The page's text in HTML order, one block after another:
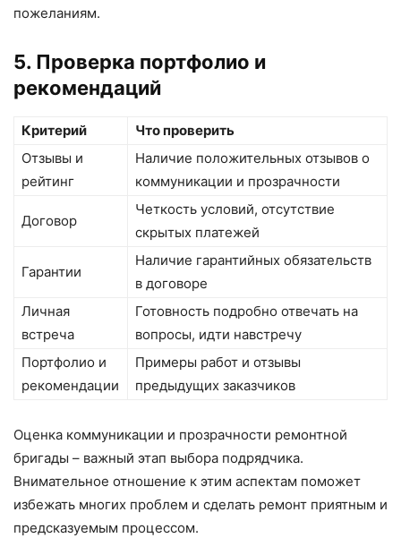
пожеланиям.
5. Проверка портфолио и
рекомендаций
Критерий
Что проверить
Отзывы и
рейтинг
Наличие положительных отзывов о
коммуникации и прозрачности
Договор
Четкость условий, отсутствие
скрытых платежей
Гарантии
Наличие гарантийных обязательств
в договоре
Личная
встреча
Готовность подробно отвечать на
вопросы, идти навстречу
Портфолио и
рекомендации
Примеры работ и отзывы
предыдущих заказчиков
Оценка коммуникации и прозрачности ремонтной
бригады – важный этап выбора подрядчика.
Внимательное отношение к этим аспектам поможет
избежать многих проблем и сделать ремонт приятным и
предсказуемым процессом.